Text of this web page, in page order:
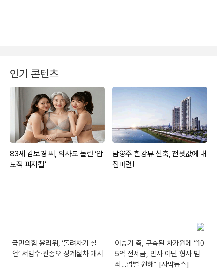
인기 콘텐츠
국민의힘 윤리위, ‘돌려차기 실
언’ 서범수·진종오 징계절차 개시
이승기 측, 구속된 차가원에 “10
5억 전세금, 민사 아닌 형사 범
죄…엄벌 원해” [자막뉴스]